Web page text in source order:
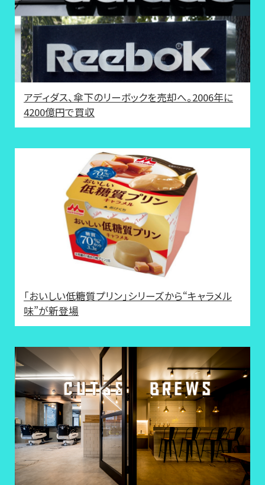
アディダス、傘下のリーボックを売却へ。2006年に
4200億円で買収
「おいしい低糖質プリン」シリーズから“キャラメル
味”が新登場